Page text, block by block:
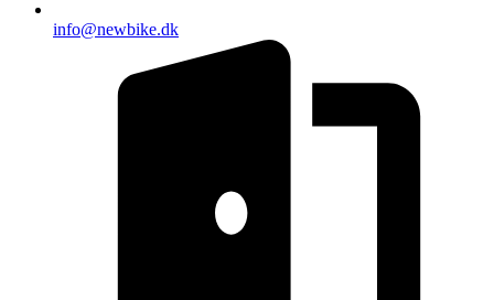
info@newbike.dk